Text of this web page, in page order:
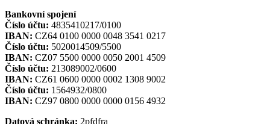
Bankovní spojení
Číslo účtu: 4835410217/0100
IBAN: CZ64 0100 0000 0048 3541 0217
Číslo účtu: 5020014509/5500
IBAN: CZ07 5500 0000 0050 2001 4509
Číslo účtu: 213089002/0600
IBAN: CZ61 0600 0000 0002 1308 9002
Číslo účtu: 1564932/0800
IBAN: CZ97 0800 0000 0000 0156 4932
Datová schránka: 2pfdfra